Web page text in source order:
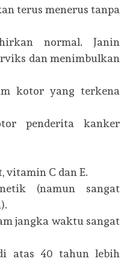
terus menerus tanpa
normal. Janin
dan menimbulkan
kotor yang terkena
penderita kanker
vitamin C dan E.
(namun sangat
jangka waktu sangat
atas 40 tahun lebih